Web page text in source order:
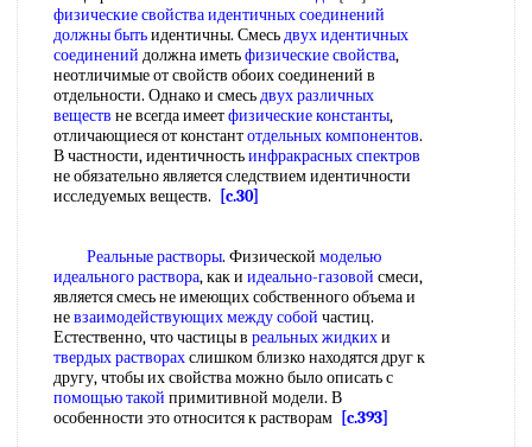
физические свойстваидентичных соединений
должны бытьидентичны. Смесьдвухидентичных
соединений должна иметьфизические свойства,
неотличимые от свойств обоих соединений в
отдельности. Однако и смесьдвухразличных
веществ не всегда имеетфизические константы,
отличающиеся от константотдельных компонентов.
В частности, идентичностьинфракрасных спектров
не обязательно является следствием идентичности
исследуемых веществ.
[c.30]
Реальные растворы. Физической моделью
идеального раствора, как и идеально-газовой смеси,
является смесь не имеющих собственного объема и
невзаимодействующих междусобой частиц.
Естественно, что частицы в реальных жидкихи
твердых растворахслишком близко находятся друг к
другу, чтобы их свойства можно было описать с
помощью такой примитивной модели. В
особенности это относится к растворам [c.393]